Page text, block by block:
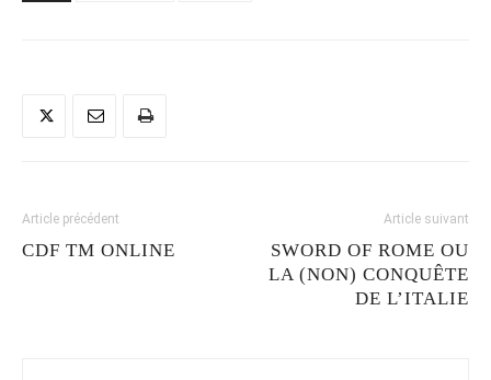
Article précédent
CDF TM ONLINE
Article suivant
SWORD OF ROME OU
LA (NON) CONQUÊTE
DE L’ITALIE